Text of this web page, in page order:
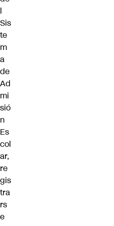
l
Sis
te
m
a
de
Ad
mi
sió
n
Es
col
ar,
re
gis
tra
rs
e